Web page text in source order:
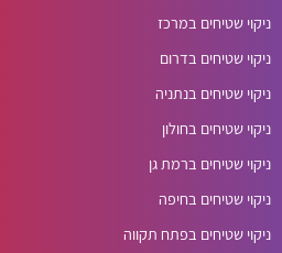
ניקוי שטיחים במרכז
ניקוי שטיחים בדרום
ניקוי שטיחים בנתניה
ניקוי שטיחים בחולון
ניקוי שטיחים ברמת גן
ניקוי שטיחים בחיפה
ניקוי שטיחים בפתח תקווה